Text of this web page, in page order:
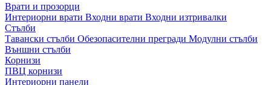
Врати и прозорци
Интериорни врати Входни врати Входни изтривалки
Стълби
Тавански стълби Обезопасителни прегради Модулни стълби
Външни стълби
Корнизи
ПВЦ корнизи
Интериорни панели